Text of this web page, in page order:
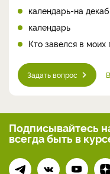
календарь-на
календарь
Кто завелся в моих
Задать вопрос
Подписывайтесь
всегдабыть в